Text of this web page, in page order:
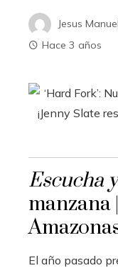
Jesus
Hace 3 años
Escucha
manzana
El año pasado